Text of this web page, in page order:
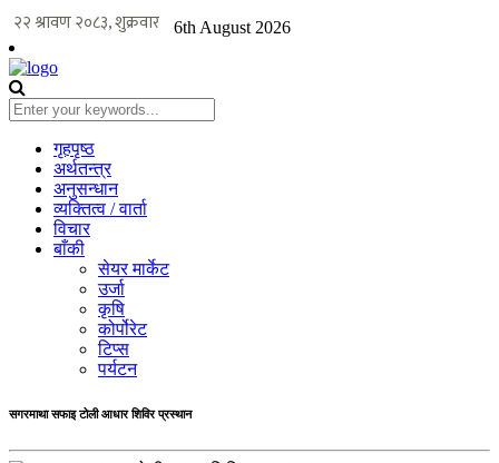
6th August 2026
गृहपृष्ठ
अर्थतन्त्र
अनुसन्धान
व्यक्तित्व / वार्ता
विचार
बाँकी
सेयर मार्केट
उर्जा
कृषि
कोर्पोरेट
टिप्स
पर्यटन
सगरमाथा सफाइ टोली आधार शिविर प्रस्थान